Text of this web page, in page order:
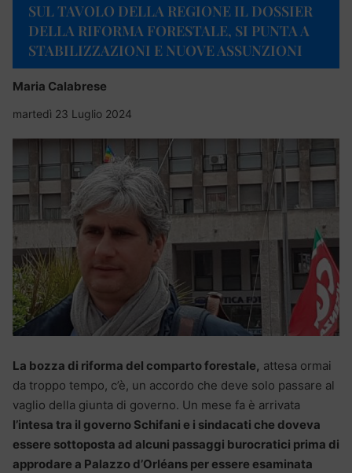
SUL TAVOLO DELLA REGIONE IL DOSSIER
DELLA RIFORMA FORESTALE, SI PUNTA A
STABILIZZAZIONI E NUOVE ASSUNZIONI
Maria Calabrese
martedì 23 Luglio 2024
La bozza di riforma del comparto forestale, attesa ormai
da troppo tempo, c’è, un accordo che deve solo passare al
vaglio della giunta di governo. Un mese fa è arrivata
l’intesa tra il governo Schifani e i sindacati che doveva
essere sottoposta ad alcuni passaggi burocratici prima di
approdare a Palazzo d’Orléans per essere esaminata